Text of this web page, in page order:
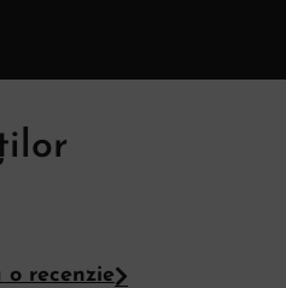
o recenzie